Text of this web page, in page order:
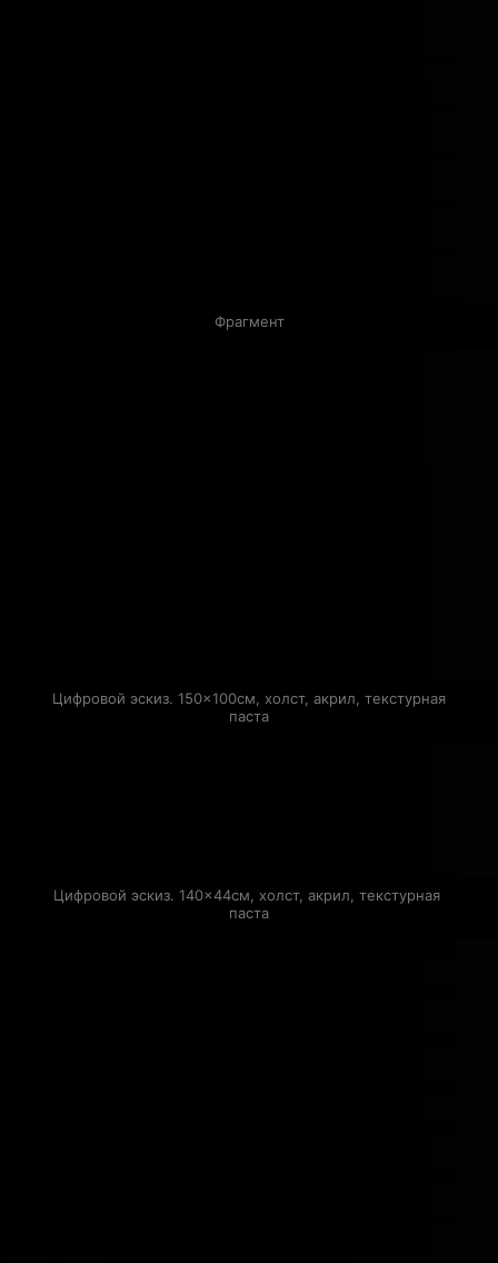
Фрагмент
Цифровой эскиз. 150×100см, холст, акрил, текстурная
паста
Цифровой эскиз. 140×44см, холст, акрил, текстурная
паста